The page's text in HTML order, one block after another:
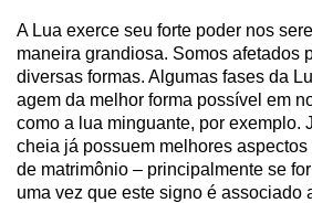
A Lua exerce seu forte poder nos
maneira grandiosa. Somos afetados
diversas formas. Algumas fases da
agem da melhor forma possível em
como a lua minguante, por exemplo.
cheia já possuem melhores
de matrimônio – principalmente se
uma vez que este signo é associado